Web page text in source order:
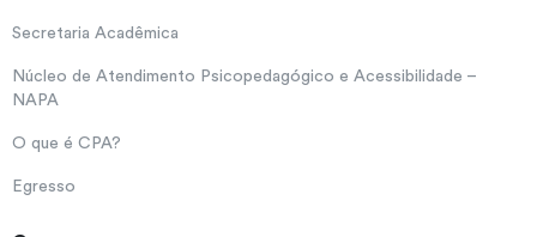
Secretaria Acadêmica
Núcleo de Atendimento Psicopedagógico e Acessibilidade –
NAPA
O que é CPA?
Egresso